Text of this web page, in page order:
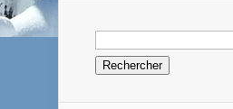
Rechercher :